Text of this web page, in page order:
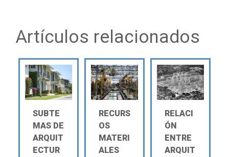
Artículos relacionados
SUBTE
MAS DE
ARQUIT
ECTUR
RECURS
OS
MATERI
ALES
RELACI
ÓN
ENTRE
ARQUIT